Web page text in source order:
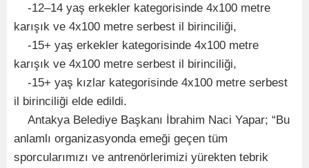
-12–14 yaş erkekler kategorisinde 4x100 metre
karışık ve 4x100 metre serbest il birinciliği,
-15+ yaş erkekler kategorisinde 4x100 metre
karışık ve 4x100 metre serbest il birinciliği,
-15+ yaş kızlar kategorisinde 4x100 metre serbest
il birinciliği elde edildi.
Antakya Belediye Başkanı İbrahim Naci Yapar; “Bu
anlamlı organizasyonda emeği geçen tüm
sporcularımızı ve antrenörlerimizi yürekten tebrik